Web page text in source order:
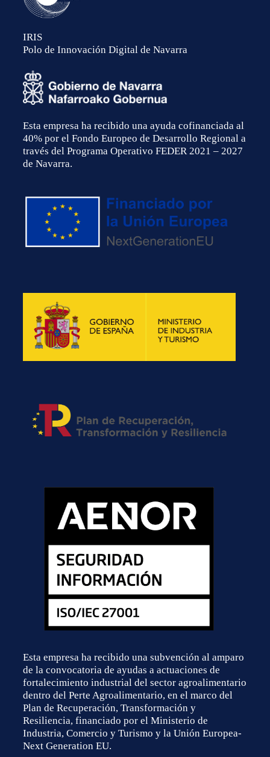
IRIS
Polo de Innovación Digital de Navarra
Esta empresa ha recibido una ayuda cofinanciada al
40% por el Fondo Europeo de Desarrollo Regional a
través del Programa Operativo FEDER 2021 – 2027
de Navarra.
Esta empresa ha recibido una subvención al amparo
de la convocatoria de ayudas a actuaciones de
fortalecimiento industrial del sector agroalimentario
dentro del Perte Agroalimentario, en el marco del
Plan de Recuperación, Transformación y
Resiliencia, financiado por el Ministerio de
Industria, Comercio y Turismo y la Unión Europea-
Next Generation EU.